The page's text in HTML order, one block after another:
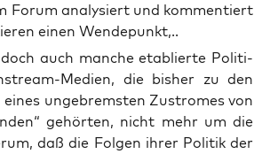
Forum analysiert und kommentiert
einen Wendepunkt,..
auch man­che eta­blier­te Poli­ti­
Medi­en, die bis­her zu den
unge­brems­ten Zustro­mes von
gehör­ten, nicht mehr um die
daß die Fol­gen ihrer Poli­tik der